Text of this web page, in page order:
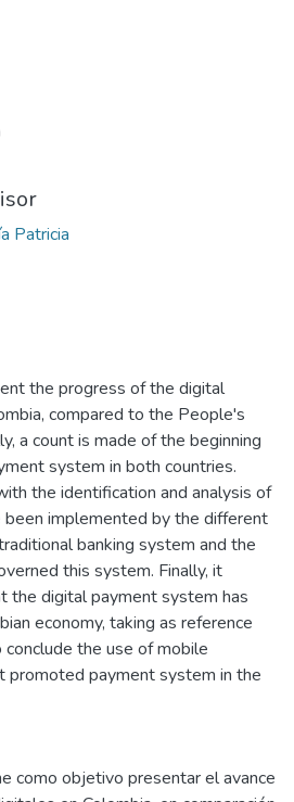
Patricia
the progress of the digital
compared to the People's
a count is made of the beginning
system in both countries.
the identification and analysis of
implemented by the different
banking system and the
this system. Finally, it
the digital payment system has
economy, taking as reference
the use of mobile
promoted payment system in the
como objetivo presentar el avance